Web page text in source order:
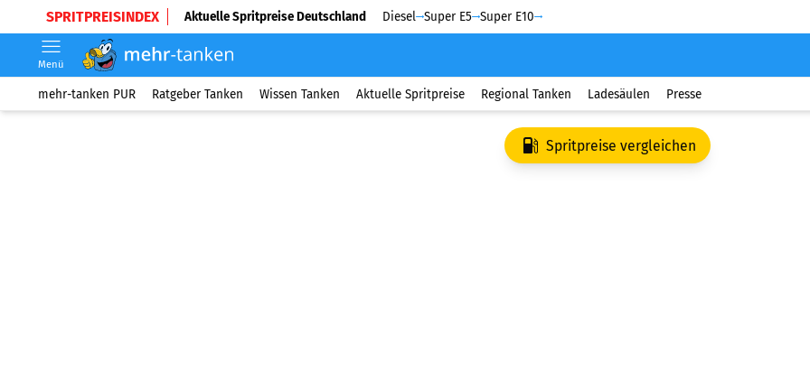
SPRITPREISINDEX Aktuelle Spritpreise Deutschland Diesel Super E5 Super E10
Menü
mehr-tanken PUR Ratgeber Tanken Wissen Tanken Aktuelle Spritpreise Regional Tanken Ladesäulen Presse
Spritpreise vergleichen